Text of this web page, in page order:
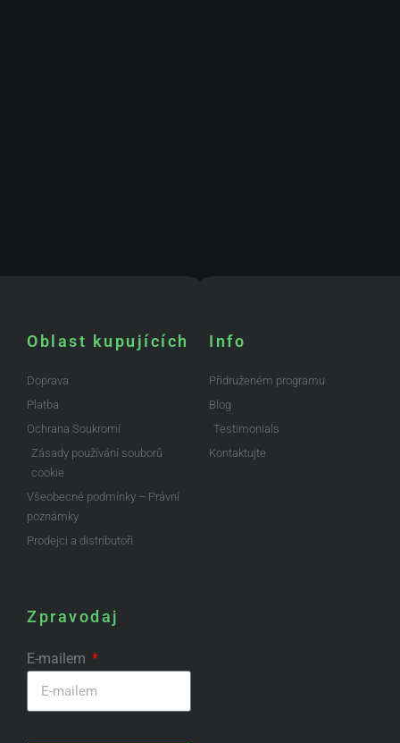
Oblast kupujících
Doprava
Platba
Ochrana Soukromí
Zásady používání souborů
cookie
Všeobecné podmínky – Právní
poznámky
Prodejci a distributoři
Info
Přidruženém programu
Blog
Testimonials
Kontaktujte
Zpravodaj
E-mailem